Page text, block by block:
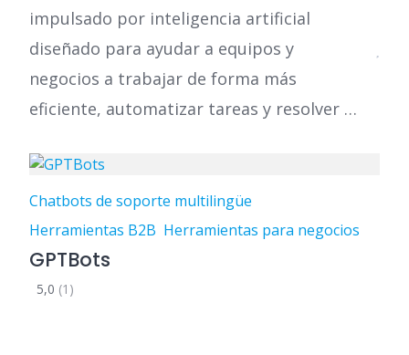
impulsado por inteligencia artificial
diseñado para ayudar a equipos y
negocios a trabajar de forma más
eficiente, automatizar tareas y resolver …
Chatbots de soporte multilingüe
Herramientas B2B Herramientas para negocios
GPTBots
5,0 (1)